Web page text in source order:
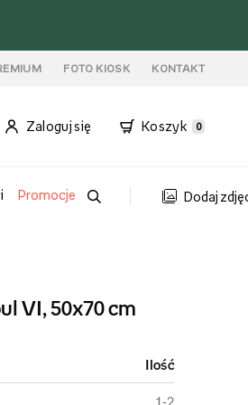
FOTO KIOSK KONTAKT
Zaloguj się Koszyk 0
Promocje Dodaj